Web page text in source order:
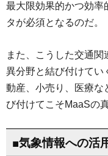
最大限効果的かつ効率
タが必須となるのだ。
また、こうした交通関
異分野と結び付けてい
動産、小売り、医療な
び付けてこそMaaSの
■気象情報への活